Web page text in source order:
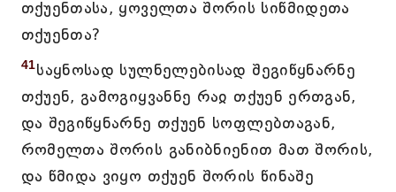
თქუენთასა, ყოველთა შორის სიწმიდეთა
თქუენთა?
41საყნოსად სულნელებისად შეგიწყნარნე
თქუენ, გამოგიყვანნე რაჲ თქუენ ერთგან,
და შეგიწყნარნე თქუენ სოფლებთაგან,
რომელთა შორის განიბნიენით მათ შორის,
და წმიდა ვიყო თქუენ შორის წინაშე